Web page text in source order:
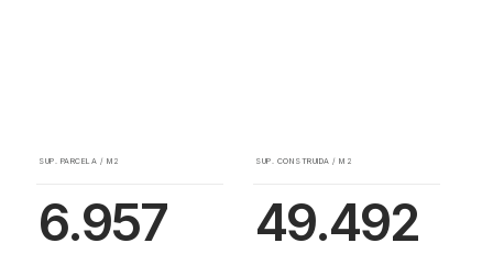
SUP. PARCELA / M2
6.957
SUP. CONSTRUIDA / M2
49.492